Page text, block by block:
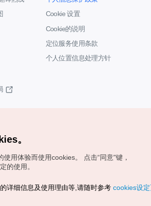
Cookie 设置
Cookie的说明
定位服务使用条款
个人位置信息处理方针
旅游发展局版权所有
。
使用体验而使用cookies。
点击“同意"键，
的使用。
详细信息及使用理由等,请随时参考 cookies设